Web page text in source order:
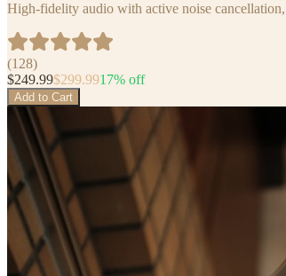
High-fidelity audio with active noise
(128)
$249.99$299.9917% off
Add to Cart